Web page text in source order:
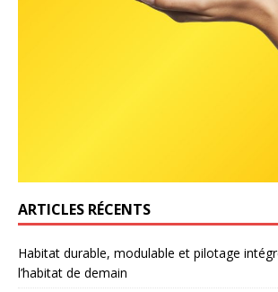
ARTICLES RÉCENTS
Habitat durable, modulable et pilotage
l’habitat de demain